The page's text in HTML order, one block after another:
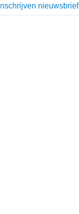
Inschrijven nieuwsbrief